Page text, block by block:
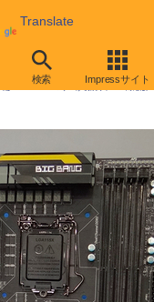
Translate
検索 Impressサイト